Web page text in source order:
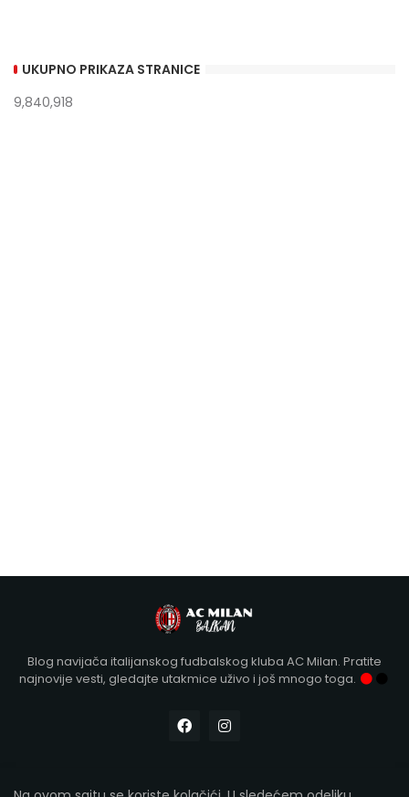
UKUPNO PRIKAZA STRANICE
9,840,918
Blog navijača italijanskog fudbalskog kluba AC Milan. Pratite
najnovije vesti, gledajte utakmice uživo i još mnogo toga.